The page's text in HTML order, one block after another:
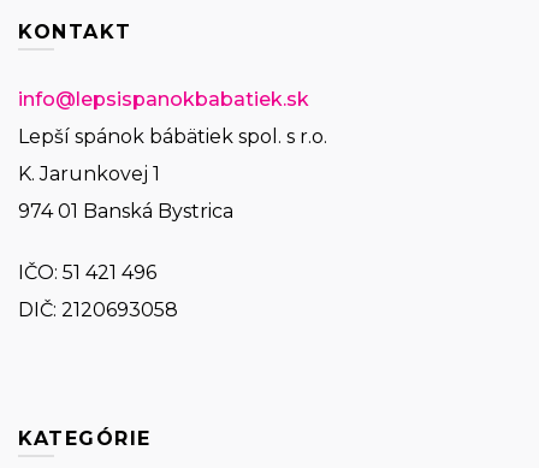
KONTAKT
info@lepsispanokbabatiek.sk
Lepší spánok bábätiek spol. s r.o.
K. Jarunkovej 1
974 01 Banská Bystrica
IČO: 51 421 496
DIČ: 2120693058
KATEGÓRIE